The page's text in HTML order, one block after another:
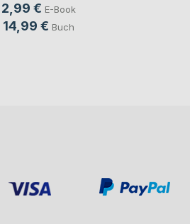
2,99 € E-Book
14,99 € Buch